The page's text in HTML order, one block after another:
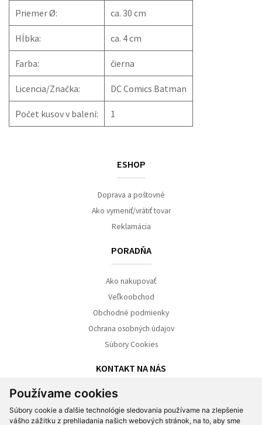
Používame cookies
Súbory cookie a ďalšie technológie sledovania používame na zlepšenie
vášho zážitku z prehliadania našich webových stránok, na to, aby sme
Priemer Ø: ca. 30 cm
Hĺbka: ca. 4 cm
Farba: čierna
Licencia/Značka: DC Comics Batman
Počet kusov v balení: 1
ESHOP
Doprava a poštovné
Ako vymeniť/vrátiť tovar
Reklamácia
PORADŇA
Ako nakupovať
Veľkoobchod
Obchodné podmienky
Ochrana osobných údajov
Súbory Cookies
KONTAKT NA NÁS
NONO s.r.o.
Záhradnícka 6, 811 08 Bratislava